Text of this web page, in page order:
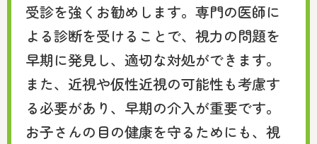
受診を強くお勧めします。専門の医師に
よる診断を受けることで、視力の問題を
早期に発見し、適切な対処ができます。
また、近視や仮性近視の可能性も考慮す
る必要があり、早期の介入が重要です。
お子さんの目の健康を守るためにも、視